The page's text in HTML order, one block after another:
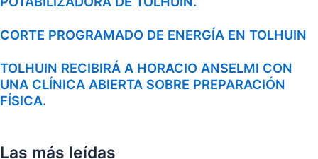
CORTE PROGRAMADO DE ENERGÍA EN TOLHUIN
TOLHUIN RECIBIRÁ A HORACIO ANSELMI CON
UNA CLÍNICA ABIERTA SOBRE PREPARACIÓN
FÍSICA.
Las más leídas